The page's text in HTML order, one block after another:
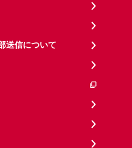
送信について